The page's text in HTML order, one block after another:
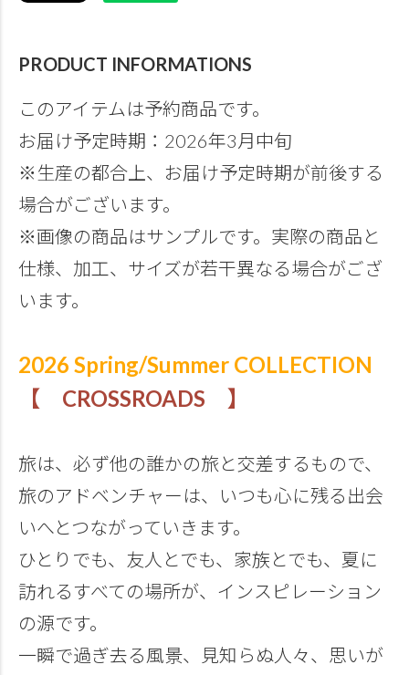
PRODUCT INFORMATIONS
このアイテムは予約商品です。
お届け予定時期：2026年3月中旬
※生産の都合上、お届け予定時期が前後する
場合がございます。
※画像の商品はサンプルです。実際の商品と
仕様、加工、サイズが若干異なる場合がござ
います。
2026 Spring/Summer COLLECTION
【 CROSSROADS 】
旅は、必ず他の誰かの旅と交差するもので、
旅のアドベンチャーは、いつも心に残る出会
いへとつながっていきます。
ひとりでも、友人とでも、家族とでも、夏に
訪れるすべての場所が、インスピレーション
の源です。
一瞬で過ぎ去る風景、見知らぬ人々、思いが